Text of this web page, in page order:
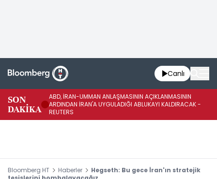
Canlı
SON
DAKİKA
ABD, İRAN-UMMAN ANLAŞMASININ AÇIKLANMASININ
ARDINDAN İRAN'A UYGULADIĞI ABLUKAYI KALDIRACAK -
REUTERS
Bloomberg HT Haberler
Hegseth: Bu gece İran'ın stratejik